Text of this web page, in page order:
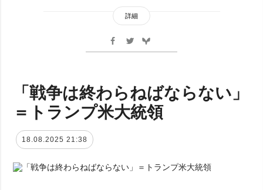
詳細
「戦争は終わらねばならない」
＝トランプ米大統領
18.08.2025 21:38